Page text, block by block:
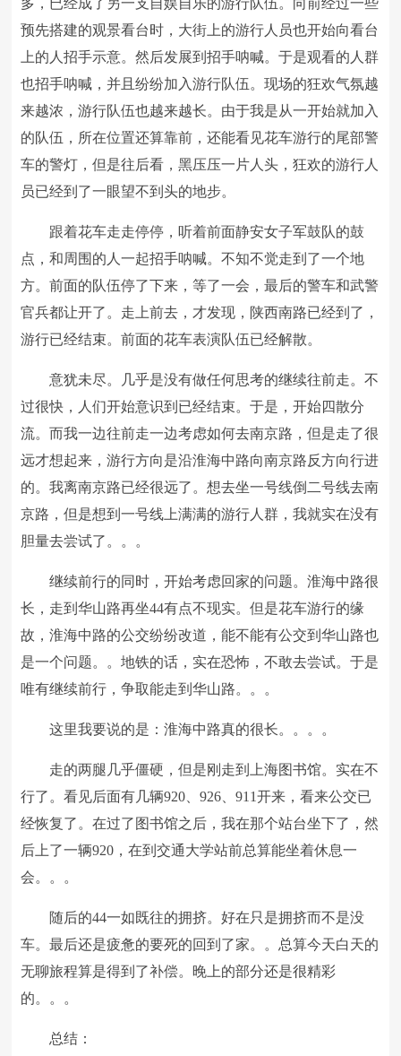
多，已经成了另一支自娱自乐的游行队伍。向前经过一些
预先搭建的观景看台时，大街上的游行人员也开始向看台
上的人招手示意。然后发展到招手呐喊。于是观看的人群
也招手呐喊，并且纷纷加入游行队伍。现场的狂欢气氛越
来越浓，游行队伍也越来越长。由于我是从一开始就加入
的队伍，所在位置还算靠前，还能看见花车游行的尾部警
车的警灯，但是往后看，黑压压一片人头，狂欢的游行人
员已经到了一眼望不到头的地步。
跟着花车走走停停，听着前面静安女子军鼓队的鼓
点，和周围的人一起招手呐喊。不知不觉走到了一个地
方。前面的队伍停了下来，等了一会，最后的警车和武警
官兵都让开了。走上前去，才发现，陕西南路已经到了，
游行已经结束。前面的花车表演队伍已经解散。
意犹未尽。几乎是没有做任何思考的继续往前走。不
过很快，人们开始意识到已经结束。于是，开始四散分
流。而我一边往前走一边考虑如何去南京路，但是走了很
远才想起来，游行方向是沿淮海中路向南京路反方向行进
的。我离南京路已经很远了。想去坐一号线倒二号线去南
京路，但是想到一号线上满满的游行人群，我就实在没有
胆量去尝试了。。。
继续前行的同时，开始考虑回家的问题。淮海中路很
长，走到华山路再坐44有点不现实。但是花车游行的缘
故，淮海中路的公交纷纷改道，能不能有公交到华山路也
是一个问题。。地铁的话，实在恐怖，不敢去尝试。于是
唯有继续前行，争取能走到华山路。。。
这里我要说的是：淮海中路真的很长。。。。
走的两腿几乎僵硬，但是刚走到上海图书馆。实在不
行了。看见后面有几辆920、926、911开来，看来公交已
经恢复了。在过了图书馆之后，我在那个站台坐下了，然
后上了一辆920，在到交通大学站前总算能坐着休息一
会。。。
随后的44一如既往的拥挤。好在只是拥挤而不是没
车。最后还是疲惫的要死的回到了家。。总算今天白天的
无聊旅程算是得到了补偿。晚上的部分还是很精彩
的。。。
总结：